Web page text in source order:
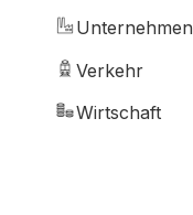
Unternehmen
Verkehr
Wirtschaft